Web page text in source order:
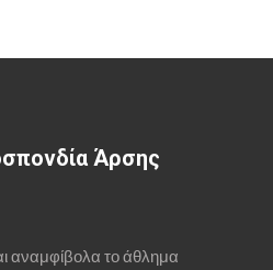
Άρσης
αναμφίβολα το άθλημα